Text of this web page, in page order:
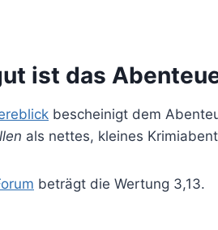
ist das
bescheinigt dem
als nettes, kleines
beträgt die Wertung 3,13.